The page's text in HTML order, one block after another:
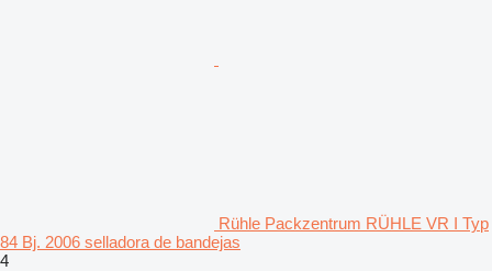
Rühle Packzentrum RÜHLE VR I Typ
84 Bj. 2006 selladora de bandejas
4